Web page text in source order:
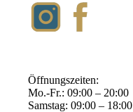
Öffnungszeiten:
Mo.-Fr.: 09:00 – 20:00
Samstag: 09:00 – 18:00